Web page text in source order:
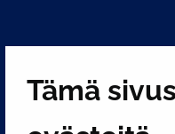
Tämä
Näytä